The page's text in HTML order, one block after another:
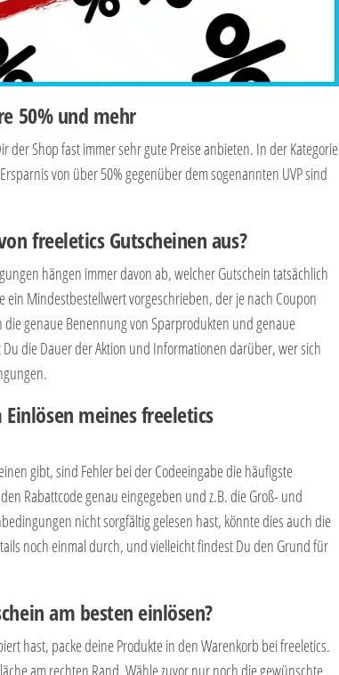
50% und mehr
der Shop fast immer sehr gute Preise anbieten. In der Kategorie
von über 50% gegenüber dem sogenannten UVP sind
freeletics Gutscheinen aus?
hängen immer davon ab, welcher Gutschein tatsächlich
Mindestbestellwert vorgeschrieben, der je nach Coupon
genaue Benennung von Sparprodukten und genaue
die Dauer der Aktion und Informationen darüber, wer sich
meines freeletics
gibt, sind Fehler bei der Codeeingabe die häufigste
Rabattcode genau eingegeben und z.B. die Groß- und
nicht sorgfältig gelesen hast, könnte dies auch die
noch einmal durch, und vielleicht findest Du den Grund für
am besten einlösen?
hast, packe deine Produkte in den Warenkorb bei freeletics.
am rechten Rand. Wähle zuvor nur noch die gewünschte